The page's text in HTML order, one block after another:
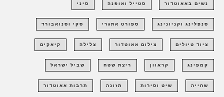
נשים באאוטדור סטייל ואופנה סיני
סנפלינג וקניונינג ספורט אתגרי סקי וסנואבורד
ציוד טיולים צילום אאוטדור צלילה קיאקים
קמפינג קראוון ריצת שטח שביל ישראל
שחייה שיט וסירות תזונה תרבות אאוטדור